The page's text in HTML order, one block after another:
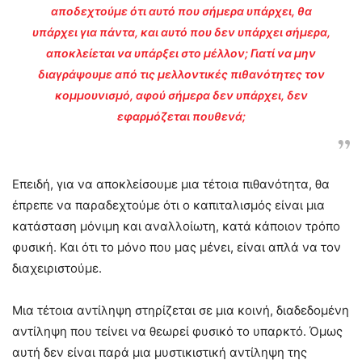
αποδεχτούμε ότι αυτό που σήμερα υπάρχει, θα
υπάρχει για πάντα, και αυτό που δεν υπάρχει σήμερα,
αποκλείεται να υπάρξει στο μέλλον; Γιατί να μην
διαγράψουμε από τις μελλοντικές πιθανότητες τον
κομμουνισμό, αφού σήμερα δεν υπάρχει, δεν
εφαρμόζεται πουθενά;
Επειδή, για να αποκλείσουμε μια τέτοια πιθανότητα, θα
έπρεπε να παραδεχτούμε ότι ο καπιταλισμός είναι μια
κατάσταση μόνιμη και αναλλοίωτη, κατά κάποιον τρόπο
φυσική. Και ότι το μόνο που μας μένει, είναι απλά να τον
διαχειριστούμε.
Μια τέτοια αντίληψη στηρίζεται σε μια κοινή, διαδεδομένη
αντίληψη που τείνει να θεωρεί φυσικό το υπαρκτό. Όμως
αυτή δεν είναι παρά μια μυστικιστική αντίληψη της